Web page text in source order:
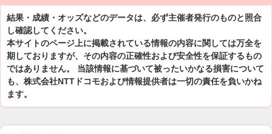
結果・成績・オッズなどのデータは、必ず主催者発行のものと照合
し確認してください。
本サイトのページ上に掲載されている情報の内容に関しては万全を
期しておりますが、その内容の正確性および安全性を保証するもの
ではありません。 当該情報に基づいて被ったいかなる損害について
も、株式会社NTTドコモおよび情報提供者は一切の責任を負いかね
ます。